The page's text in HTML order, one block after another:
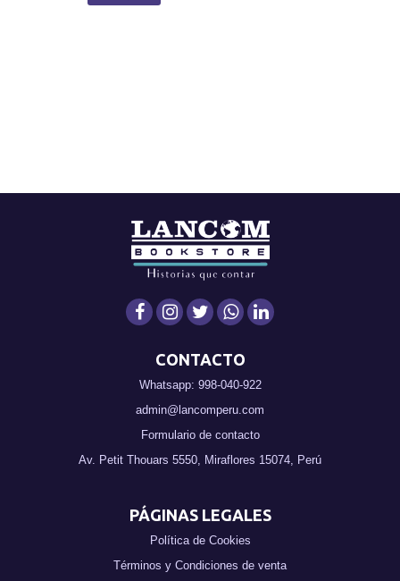
CONTACTO
Whatsapp: 998-040-922
admin@lancomperu.com
Formulario de contacto
Av. Petit Thouars 5550, Miraflores 15074, Perú
PÁGINAS LEGALES
Política de Cookies
Términos y Condiciones de venta